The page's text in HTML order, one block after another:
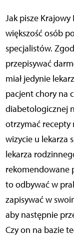
Jak pisze
większość osób
specjalistów.
przepisywać
miał jedynie
pacjent chory na
diabetologicznej
otrzymać recepty
wizycie u lekarza
lekarza
rekomendowane
to odbywać w
zapisywać w
aby następnie
Czy on na bazie